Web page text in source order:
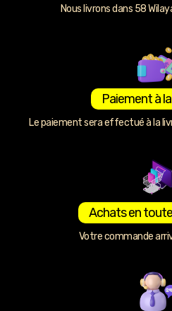
Nous livrons dans 58
Paiement à
Le paiement sera effectué à la
Achats en
Votre commande